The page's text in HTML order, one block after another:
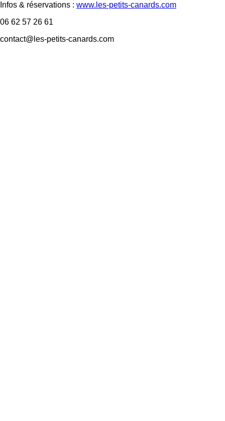
Infos & réservations : www.les-petits-canards.com
06 62 57 26 61
contact@les-petits-canards.com